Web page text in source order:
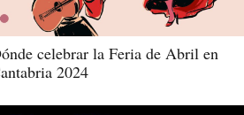
celebrar la Feria de Abril en
2024